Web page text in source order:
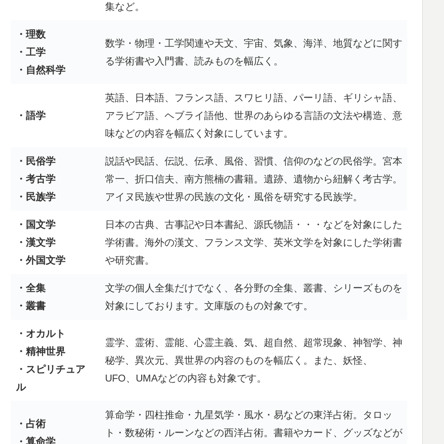
集など。
・理数
・工学
・自然科学
数学・物理・工学関連や天文、宇宙、気象、海洋、地質などに関す
る学術書や入門書、読みものを幅広く。
・語学
英語、日本語、フランス語、スワヒリ語、パーリ語、ギリシャ語、
アラビア語、ヘブライ語他、世界のあらゆる言語の文法や構造、意
味などの内容を幅広く対象にしています。
・民俗学
・考古学
・民族学
説話や民話、伝説、伝承、風俗、習慣、信仰のなどの民俗学。宮本
常一、折口信夫、南方熊楠の書籍。遺跡、遺物から紐解く考古学。
アイヌ民族や世界の民族の文化・風俗を研究する民族学。
・国文学
・漢文学
・外国文学
日本の古典、古事記や日本書紀、源氏物語・・・などを対象にした
学術書。海外の漢文、フランス文学、英米文学を対象にした学術書
や研究書。
・全集
・叢書
文学の個人全集だけでなく、各分野の全集、叢書、シリーズものを
対象にしております。文庫版のもの対象です。
・オカルト
・精神世界
・スピリチュア
ル
霊学、霊術、霊能、心霊主義、気、超自然、超常現象、神智学、神
秘学、異次元、異世界の内容のものを幅広く。また、妖怪、
UFO、UMAなどの内容も対象です。
・占術
・算命学
算命学・四柱推命・九星気学・風水・易などの東洋占術。タロッ
ト・数秘術・ルーンなどの西洋占術。書籍やカード、グッズなどが